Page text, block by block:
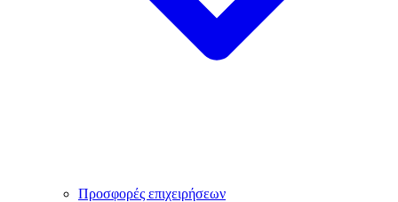
Προσφορές επιχειρήσεων